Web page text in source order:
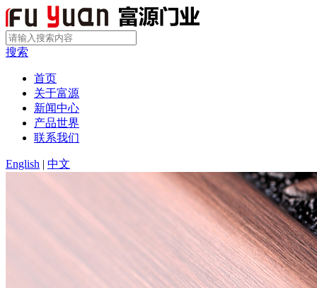
搜索
首页
关于富源
新闻中心
产品世界
联系我们
English | 中文